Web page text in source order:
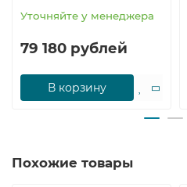
Уточняйте у менеджера
79 180 рублей
В корзину
Похожие товары